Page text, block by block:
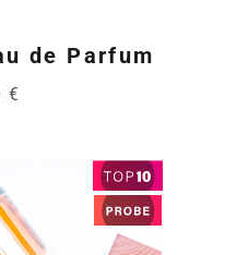
de Parfum
€